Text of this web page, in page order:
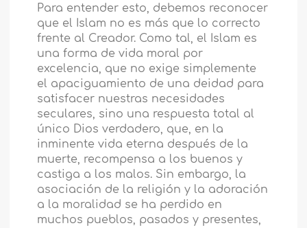
Para entender esto, debemos reconocer
que el Islam no es más que lo correcto
frente al Creador. Como tal, el Islam es
una forma de vida moral por
excelencia, que no exige simplemente
el apaciguamiento de una deidad para
satisfacer nuestras necesidades
seculares, sino una respuesta total al
único Dios verdadero, que, en la
inminente vida eterna después de la
muerte, recompensa a los buenos y
castiga a los malos. Sin embargo, la
asociación de la religión y la adoración
a la moralidad se ha perdido en
muchos pueblos, pasados y presentes,